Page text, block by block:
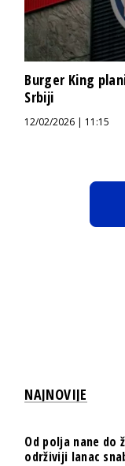
Burger King
Srbiji
12/02/2026 | 11:15
NAJNOVIJE
Od polja nane do
održiviji lanac